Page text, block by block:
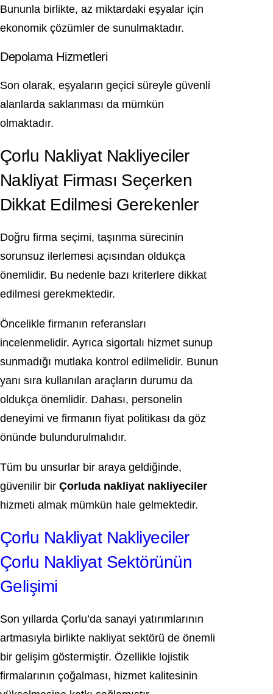
Bununla birlikte, az miktardaki eşyalar için
ekonomik çözümler de sunulmaktadır.
Depolama Hizmetleri
Son olarak, eşyaların geçici süreyle güvenli
alanlarda saklanması da mümkün
olmaktadır.
Çorlu Nakliyat Nakliyeciler
Nakliyat Firması Seçerken
Dikkat Edilmesi Gerekenler
Doğru firma seçimi, taşınma sürecinin
sorunsuz ilerlemesi açısından oldukça
önemlidir. Bu nedenle bazı kriterlere dikkat
edilmesi gerekmektedir.
Öncelikle firmanın referansları
incelenmelidir. Ayrıca sigortalı hizmet sunup
sunmadığı mutlaka kontrol edilmelidir. Bunun
yanı sıra kullanılan araçların durumu da
oldukça önemlidir. Dahası, personelin
deneyimi ve firmanın fiyat politikası da göz
önünde bulundurulmalıdır.
Tüm bu unsurlar bir araya geldiğinde,
güvenilir bir Çorluda nakliyat nakliyeciler
hizmeti almak mümkün hale gelmektedir.
Çorlu Nakliyat Nakliyeciler
Çorlu Nakliyat Sektörünün
Gelişimi
Son yıllarda Çorlu’da sanayi yatırımlarının
artmasıyla birlikte nakliyat sektörü de önemli
bir gelişim göstermiştir. Özellikle lojistik
firmalarının çoğalması, hizmet kalitesinin